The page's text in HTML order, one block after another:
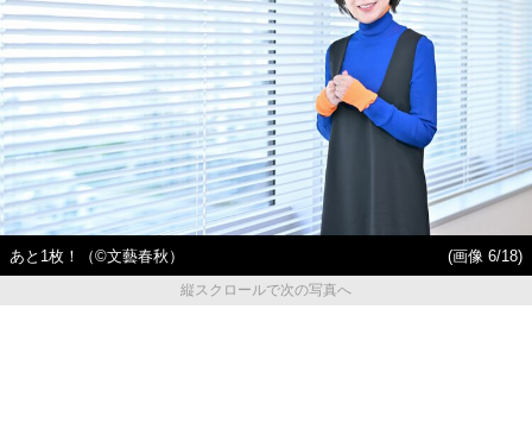
あと1枚！（©︎文藝春秋）
(画像 6/18)
縦スクロールで次の写真へ